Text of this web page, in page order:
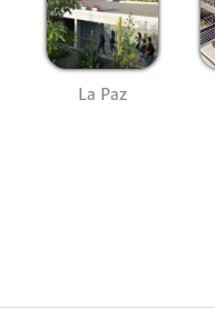
La Paz